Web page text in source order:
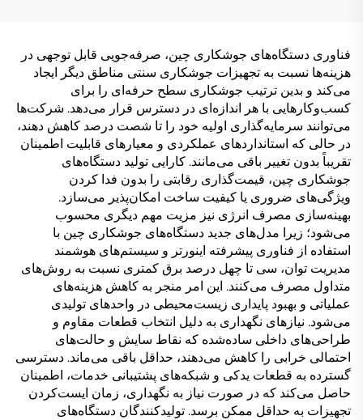
فناوری دستگاه‌های جوشکاری چین، صرفه‌جویی قابل توجهی در
هزینه‌ها نسبت به تجهیزات جوشکاری سنتی مناطق دیگر ایجاد
می‌کند و بدین ترتیب جوشکاری سطح حرفه‌ای را برای
کسب‌وکارهایی با هر اندازه‌ای در دسترس قرار می‌دهد. شرکت‌ها
می‌توانند سرمایه‌گذاری اولیه خود را تا شصت درصد کاهش دهند،
در حالی که استانداردهای عملکردی و معیارهای قابلیت اطمینان
تقریباً بدون تغییر باقی می‌مانند. کارایی تولید دستگاه‌های
جوشکاری چین، قیمت‌گذاری رقابتی را بدون فدا کردن
ویژگی‌های ضروری یا کیفیت ساخت امکان‌پذیر می‌سازد.
بهینه‌سازی مصرف انرژی نیز مزیت مهم دیگری محسوب
می‌شود؛ زیرا مدل‌های جدید دستگاه‌های جوشکاری چین با
استفاده از فناوری پیشرفته اینورتر و سیستم‌های هوشمند
مدیریت توان، سی تا چهل درصد برق کمتری نسبت به روش‌های
متداول مصرف می‌کنند. این امر منجر به کاهش هزینه‌های
عملیاتی و بهبود پایداری زیست‌محیطی در واحد‌های تولیدی
می‌شود. نیازهای نگهداری به دلیل انتخاب قطعات مقاوم و
طراحی‌های داخلی ساده‌شده که نقاط سایش و حالت‌های
احتمالی خرابی را کاهش می‌دهند، حداقل باقی می‌ماند. دسترسی
گسترده به قطعات یدکی و شبکه‌های پشتیبانی خدمات، اطمینان
حاصل می‌کند که در صورت نیاز به نگهداری، زمان ایست‌کردن
تجهیزات به حداقل ممکن برسد. تولیدکنندگان دستگاه‌های